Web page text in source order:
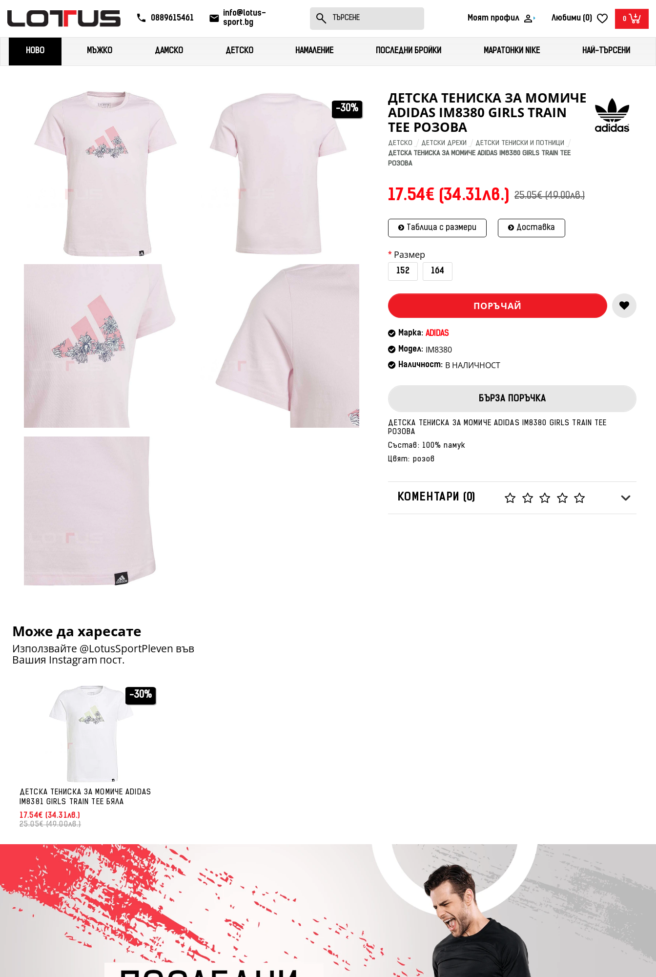
0889615461
info@lotus-
sport.bg
Моят профил Любими (0) 0
НОВО МЪЖКО ДАМСКО ДЕТСКО НАМАЛЕНИЕ ПОСЛЕДНИ БРОЙКИ МАРАТОНКИ NIKE НАЙ-ТЪРСЕНИ
-30%
ДЕТСКА ТЕНИСКА ЗА МОМИЧЕ
ADIDAS IM8380 GIRLS TRAIN
TEE РОЗОВА
ДЕТСКО ДЕТСКИ ДРЕХИ
ДЕТСКИ ТЕНИСКИ И ПОТНИЦИ
ДЕТСКА ТЕНИСКА ЗА МОМИЧЕ ADIDAS IM8380 GIRLS TRAIN TEE
РОЗОВА
17.54€ (34.31лв.) 25.05€ (49.00лв.)
Таблица с размери Доставка
Размер
152 164
ПОРЪЧАЙ
Марка: ADIDAS
Модел: IM8380
Наличност: В НАЛИЧНОСТ
БЪРЗА ПОРЪЧКА
ДЕТСКА ТЕНИСКА ЗА МОМИЧЕ ADIDAS IM8380 GIRLS TRAIN TEE
РОЗОВА
Състав: 100% памук
Цвят: розов
КОМЕНТАРИ (0)
Може да харесате
Използвайте @LotusSportPleven във
Вашия Instagram пост.
-30%
ДЕТСКА ТЕНИСКА ЗА МОМИЧЕ ADIDAS
IM8381 GIRLS TRAIN TEE БЯЛА
17.54€ (34.31лв.)
25.05€ (49.00лв.)